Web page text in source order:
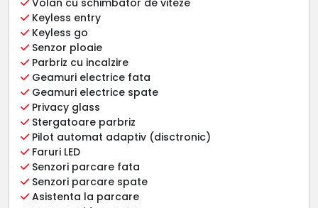
Keyless entry
Keyless go
Senzor ploaie
Parbriz cu incalzire
Geamuri electrice fata
Geamuri electrice spate
Privacy glass
Stergatoare parbriz
Pilot automat adaptiv (disctronic)
Faruri LED
Senzori parcare fata
Senzori parcare spate
Asistenta la parcare